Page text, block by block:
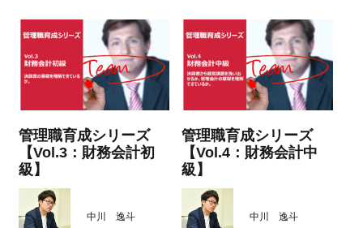
管理職育成シリーズ
【Vol.3：財務会計初
級】
中川 逸斗
管理職育成シリーズ
【Vol.4：財務会計中
級】
中川 逸斗